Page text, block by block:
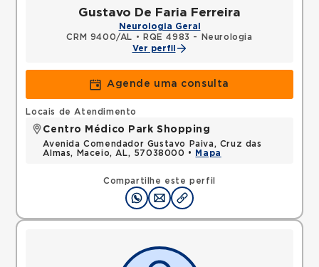
Gustavo De Faria Ferreira
Neurologia Geral
CRM 9400/AL •
RQE 4983 - Neurologia
Ver perfil
Agende uma consulta
Compartilhe este perfil
Locais de Atendimento
Centro Médico Park Shopping
Avenida Comendador Gustavo Paiva, Cruz das
Almas, Maceio, AL, 57038000 •
Mapa